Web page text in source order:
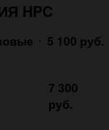
HPC
5 100 руб.
7 300
руб.